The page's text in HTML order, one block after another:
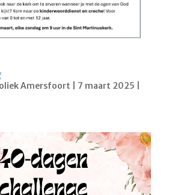
Amersfoort 7 maart 2025